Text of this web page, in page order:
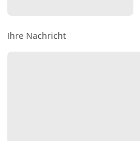
Ihre Nachricht